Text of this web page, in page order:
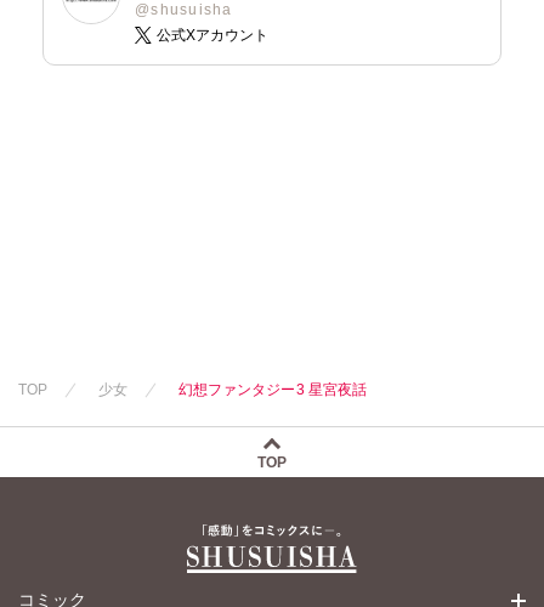
@shusuisha
公式Xアカウント
TOP 少女 幻想ファンタジー3 星宮夜話
TOP
コミック